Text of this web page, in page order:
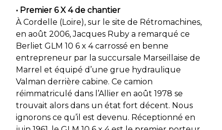
• Premier 6 X 4 de chantier
À Cordelle (Loire), sur le site de Rétromachines,
en août 2006, Jacques Ruby a remarqué ce
Berliet GLM 10 6 x 4 carrossé en benne
entrepreneur par la succursale Marseillaise de
Marrel et équipé d’une grue hydraulique
Valman derrière cabine. Ce camion
réimmatriculé dans l’Allier en août 1978 se
trouvait alors dans un état fort décent. Nous
ignorons ce qu’il est devenu. Réceptionné en